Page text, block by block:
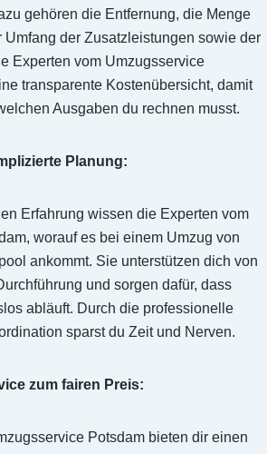
gehören die Entfernung, die Menge
Umfang der Zusatzleistungen sowie der
Experten vom Umzugsservice
transparente Kostenübersicht, damit
Ausgaben du rechnen musst.
Planung:
Erfahrung wissen die Experten vom
worauf es bei einem Umzug von
ankommt. Sie unterstützen dich von
und sorgen dafür, dass
abläuft. Durch die professionelle
sparst du Zeit und Nerven.
zum fairen Preis:
Potsdam bieten dir einen